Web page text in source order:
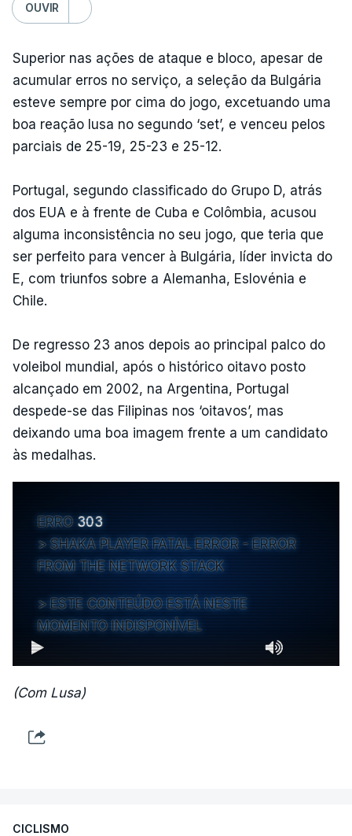
OUVIR
Superior nas ações de ataque e bloco, apesar de
acumular erros no serviço, a seleção da Bulgária
esteve sempre por cima do jogo, excetuando uma
boa reação lusa no segundo ‘set’, e venceu pelos
parciais de 25-19, 25-23 e 25-12.
Portugal, segundo classificado do Grupo D, atrás
dos EUA e à frente de Cuba e Colômbia, acusou
alguma inconsistência no seu jogo, que teria que
ser perfeito para vencer à Bulgária, líder invicta do
E, com triunfos sobre a Alemanha, Eslovénia e
Chile.
De regresso 23 anos depois ao principal palco do
voleibol mundial, após o histórico oitavo posto
alcançado em 2002, na Argentina, Portugal
despede-se das Filipinas nos ‘oitavos’, mas
deixando uma boa imagem frente a um candidato
às medalhas.
ERRO 303
SHAKA PLAYER FATAL ERROR - ERROR
FROM THE NETWORK STACK
ESTE CONTEÚDO ESTÁ NESTE
MOMENTO INDISPONÍVEL
(Com Lusa)
CICLISMO